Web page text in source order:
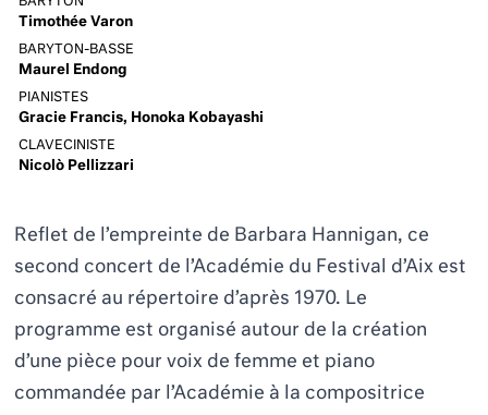
Timothée Varon
BARYTON-BASSE
Maurel Endong
PIANISTES
Gracie Francis, Honoka Kobayashi
CLAVECINISTE
Nicolò Pellizzari
Reflet de l’empreinte de Barbara Hannigan, ce
second concert de l’Académie du Festival d’Aix est
consacré au répertoire d’après 1970. Le
programme est organisé autour de la création
d’une pièce pour voix de femme et piano
commandée par l’Académie à la compositrice